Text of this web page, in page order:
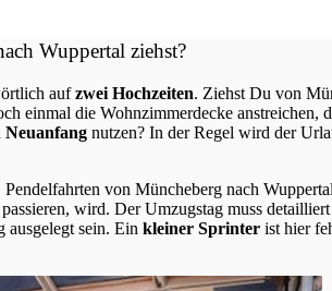
Wuppertal ziehst?
aufzwei Hochzeiten. Ziehst Du von
einmal die Wohnzimmerdecke anstreichen,
Neuanfang nutzen? In der Regel wird der
von Müncheberg nach
wird. Der Umzugstag muss
ausgelegt sein. Ein kleiner Sprinter ist hier